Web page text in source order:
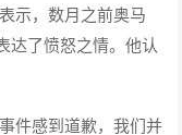
示，数月之前奥马
达了愤怒之情。他认
件感到道歉，我们并